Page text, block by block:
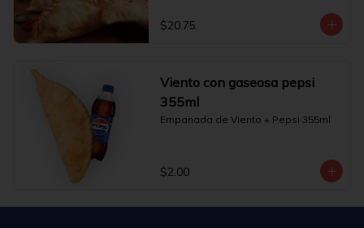
$20.75
Viento con gaseosa pepsi
355ml
Empanada de Viento + Pepsi 355ml
$2.00